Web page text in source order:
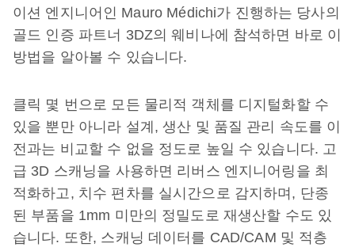
이션 엔지니어인 Mauro Médichi가 진행하는 당사의
골드 인증 파트너 3DZ의 웨비나에 참석하면 바로 이
방법을 알아볼 수 있습니다.
클릭 몇 번으로 모든 물리적 객체를 디지털화할 수
있을 뿐만 아니라 설계, 생산 및 품질 관리 속도를 이
전과는 비교할 수 없을 정도로 높일 수 있습니다. 고
급 3D 스캐닝을 사용하면 리버스 엔지니어링을 최
적화하고, 치수 편차를 실시간으로 감지하며, 단종
된 부품을 1mm 미만의 정밀도로 재생산할 수도 있
습니다. 또한, 스캐닝 데이터를 CAD/CAM 및 적층